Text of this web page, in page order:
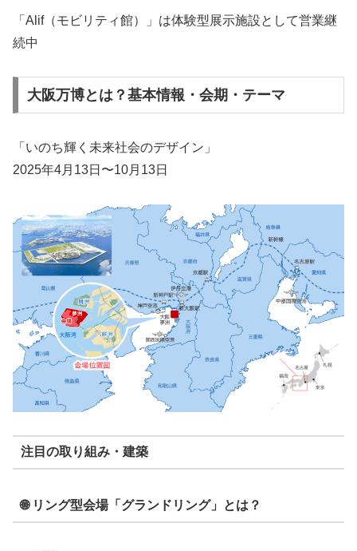
「Alif（モビリティ館）」は体験型展示施設として営業継
続中
大阪万博とは？基本情報・会期・テーマ
「いのち輝く未来社会のデザイン」
2025年4月13日〜10月13日
注目の取り組み・建築
🌐 リング型会場「グランドリング」とは？